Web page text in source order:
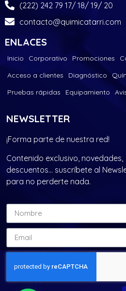
(222) 242 79 17/ 18/ 19/ 20
contacto@quimicatarri.com
ENLACES
Inicio Corporativo Promociones
Acceso a clientes
Diagnóstico
Pruebas rápidas
Equipamiento
NEWSLETTER
¡Forma parte de nuestra red!
Contenido exclusivo, novedades,
descuentos… suscríbete al
para no perderte nada.